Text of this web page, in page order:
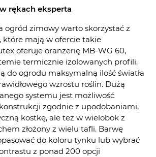
rękach eksperta
ogród zimowy warto skorzystać z
mają w ofercie takie
oferuje oranżerię MB-WG 60,
termicznie izolowanych profili,
do ogrodu maksymalną ilość światła
wzrostu roślin. Dużą
systemu jest możliwość
zgodnie z upodobaniami,
kostkę, ale też w wielobok z
złożony z wielu tafli. Barwę
do koloru tynku lub wybrać
z ponad 200 opcji